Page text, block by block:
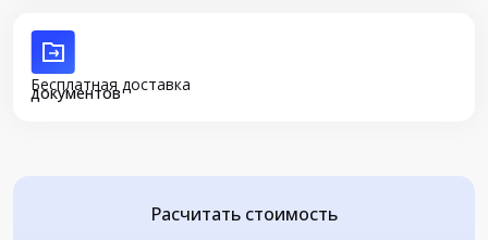
Бесплатная доставка
документов
Расчитать стоимость